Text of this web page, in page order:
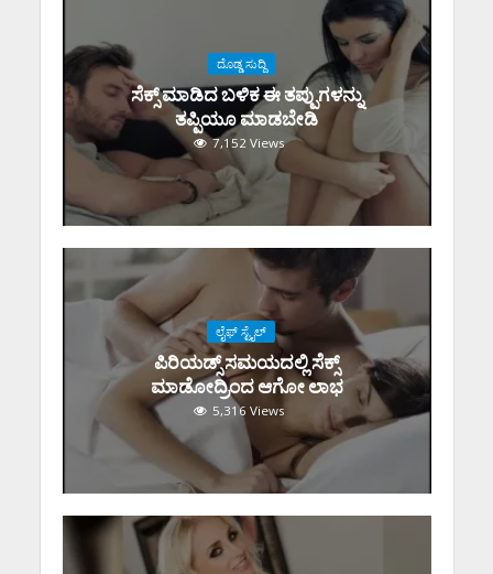
ದೊಡ್ಡ ಸುದ್ದಿ
ಸೆಕ್ಸ್‌ ಮಾಡಿದ ಬಳಿಕ ಈ ತಪ್ಪುಗಳನ್ನು
ತಪ್ಪಿಯೂ ಮಾಡಬೇಡಿ
7,152 Views
ಲೈಫ್ ಸ್ಟೈಲ್
ಪಿರಿಯಡ್ಸ್‌ ಸಮಯದಲ್ಲಿ ಸೆಕ್ಸ್‌
ಮಾಡೋದ್ರಿಂದ ಆಗೋ ಲಾಭ
5,316 Views